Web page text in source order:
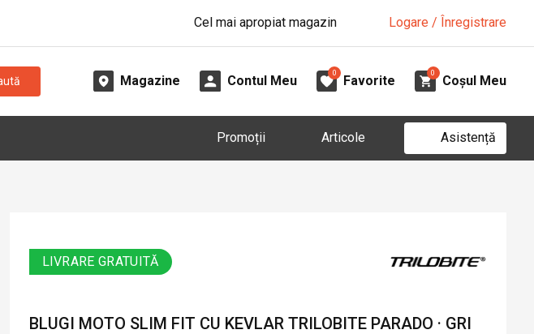
Cel mai apropiat magazin Logare / Înregistrare
Magazine Contul Meu
0
Favorite
0
Coșul Meu
Promoții Articole Asistență
LIVRARE GRATUITĂ
BLUGI MOTO SLIM FIT CU KEVLAR TRILOBITE PARADO · GRI